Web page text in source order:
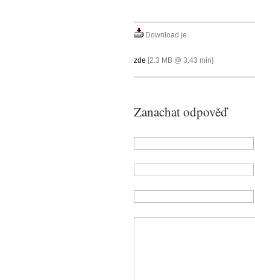
Download je
zde [2.3 MB @ 3:43 min]
Zanachat odpověď